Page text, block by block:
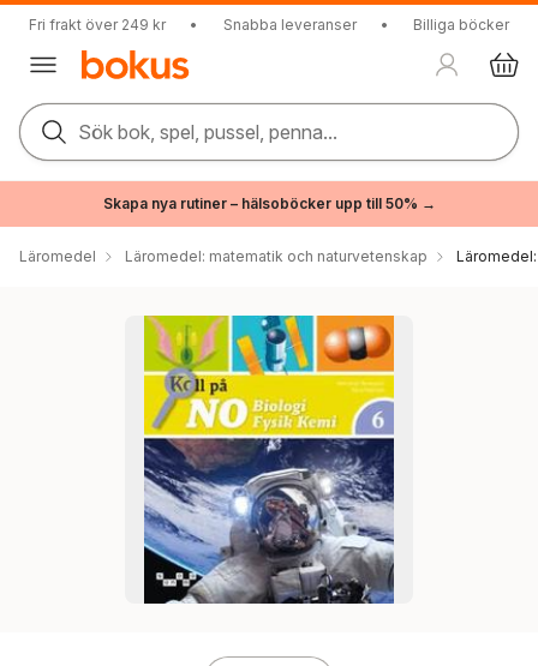
Fri frakt över 249 kr • Snabba leveranser • Billiga böcker
Sök bok, spel, pussel, penna...
Skapa nya rutiner – hälsoböcker upp till 50% →
Läromedel Läromedel: matematik och naturvetenskap